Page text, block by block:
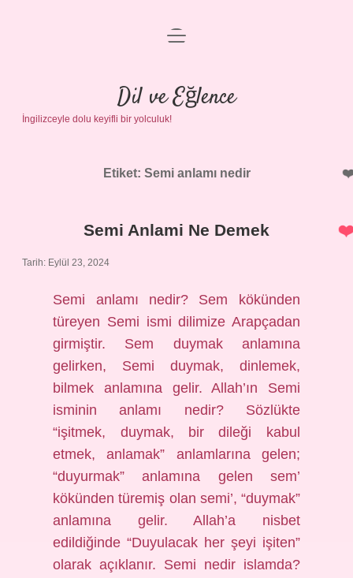
Anasayfa
Gizlilik Politikası
Yasal Uyarı
menüyü
Dil ve Eğlence
İngilizceyle dolu keyifli bir yolculuk!
Etiket: Semi anlamı nedir
Semi Anlami Ne Demek
Tarih: Eylül 23, 2024
Semi anlamı nedir? Sem kökünden
türeyen Semi ismi dilimize Arapçadan
girmiştir. Sem duymak anlamına
gelirken, Semi duymak, dinlemek,
bilmek anlamına gelir. Allah’ın Semi
isminin anlamı nedir? Sözlükte
“işitmek, duymak, bir dileği kabul
etmek, anlamak” anlamlarına gelen;
“duyurmak” anlamına gelen sem’
kökünden türemiş olan semi’, “duymak”
anlamına gelir. Allah’a nisbet
edildiğinde “Duyulacak her şeyi işiten”
olarak açıklanır. Semi nedir islamda?